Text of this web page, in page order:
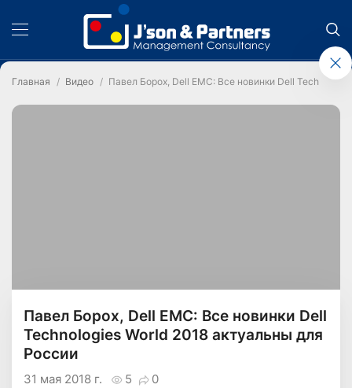
Главная Видео Павел Борох, Dell EMC: Все новинки Dell
Павел Борох, Dell EMC: Все новинки Dell
Technologies World 2018 актуальны для
России
5 0
31 мая 2018 г.